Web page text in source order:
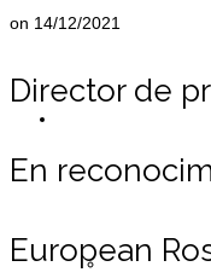
Registrarse
on 14/12/2021
Director de
En
European